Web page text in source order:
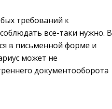
требований к
все-таки нужно. В
в письменной форме и
может не
документооборота